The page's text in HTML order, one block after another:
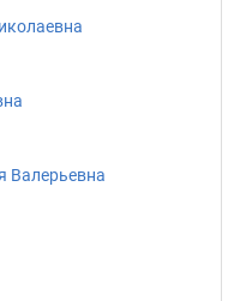
Валерьевна